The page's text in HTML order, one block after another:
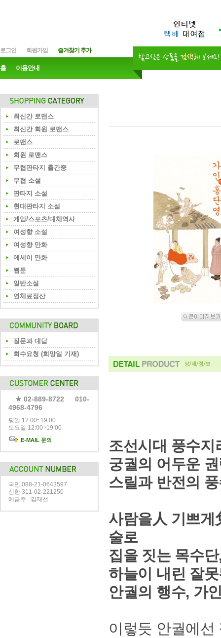
로그인 회원가입 즐겨찾기 추가
홈 이용안내
최신간 로맨스
최신간 회원 로맨스
로맨스
회원 로맨스
무협판타지 출간중
무협 소설
판타지 소설
현대판타지 소설
게임/스포츠/대체역사
여성향 소설
여성향 만화
에세이 만화
웹툰
일반소설
연체료정산
질문과 대답
회수요청 (희망일 기재)
★ 02-889-8722 010-
4968-4796
평일 12:00~19:00
토요일 12:00~19:00
E-MAIL 문의
국민 088-21-0643597
신한 311-02-221250
예금주 : 김재선
조선시대 풍수지
궁궐의 어두운
스릴과 반전의
사람을人 기쁘게
술로
집을 짓는 목수
하늘이 내린 잘
안궐의 행수, 가
이렇듯 안궐에